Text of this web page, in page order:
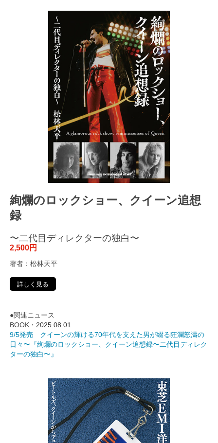
絢爛のロックショー、クイーン追想
録
〜二代目ディレクターの独白〜
2,500円
著者：松林天平
詳しく見る
●関連ニュース
BOOK・ 2025.08.01
9/5発売 クイーンの輝ける70年代を支えた男が綴る狂瀾怒濤の
日々〜『絢爛のロックショー、クイーン追想録〜二代目ディレク
ターの独白〜』